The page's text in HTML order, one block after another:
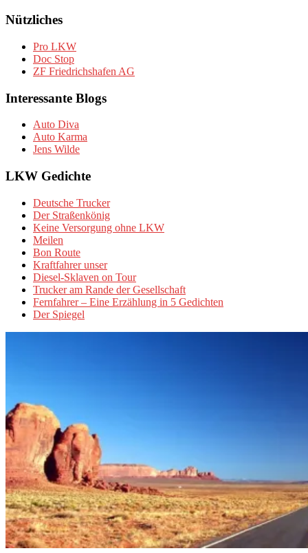
Nützliches
Pro LKW
Doc Stop
ZF Friedrichshafen AG
Interessante Blogs
Auto Diva
Auto Karma
Jens Wilde
LKW Gedichte
Deutsche Trucker
Der Straßenkönig
Keine Versorgung ohne LKW
Meilen
Bon Route
Kraftfahrer unser
Diesel-Sklaven on Tour
Trucker am Rande der Gesellschaft
Fernfahrer – Eine Erzählung in 5 Gedichten
Der Spiegel